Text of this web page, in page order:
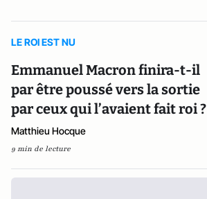
LE ROI EST NU
Emmanuel Macron finira-t-il
par être poussé vers la sortie
par ceux qui l’avaient fait roi ?
Matthieu Hocque
9 min de lecture